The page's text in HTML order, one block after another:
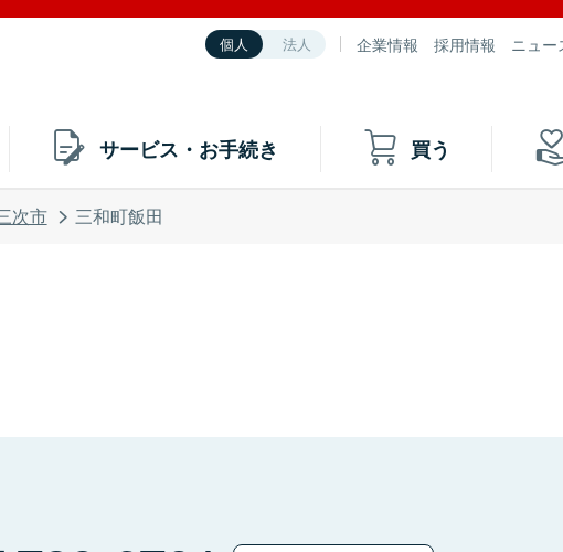
個人 法人 企業情報 採用情報 ニュー
サービス・お手続き 買う
次市 三和町飯田